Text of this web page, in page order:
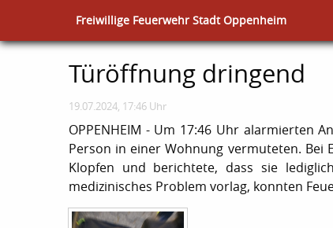
Freiwillige Feuerwehr Stadt Oppenheim
Türöffnung dringend
19.07.2024, 17:46 Uhr
OPPENHEIM - Um 17:46 Uhr alarmierten
Person in einer Wohnung vermuteten. Bei
Klopfen und berichtete, dass sie
medizinisches Problem vorlag, konnten